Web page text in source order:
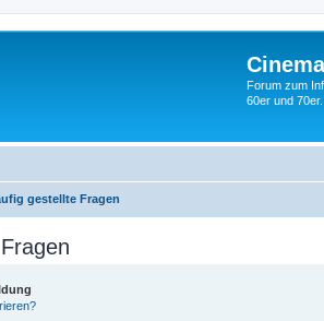
Forum zum
60er und 70er.
gestellte Fragen